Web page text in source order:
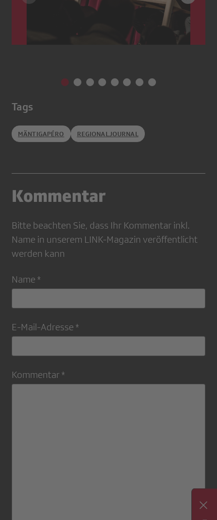
Tags
MÄNTIGAPÉRO REGIONALJOURNAL
Kommentar
Bitte beachten Sie, dass Ihr Kommentar inkl.
Name in unserem LINK-Magazin veröffentlicht
werden kann
Name *
E-Mail-Adresse *
Kommentar *